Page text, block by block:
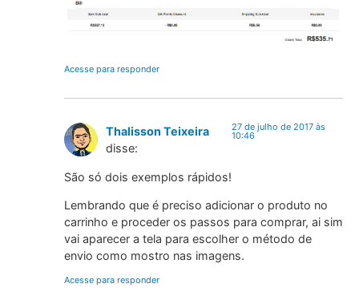
Acesse para responder
Thalisson Teixeira
disse:
27 de julho de 2017 às
10:46
São só dois exemplos rápidos!
Lembrando que é preciso adicionar o produto no
carrinho e proceder os passos para comprar, ai sim
vai aparecer a tela para escolher o método de
envio como mostro nas imagens.
Acesse para responder